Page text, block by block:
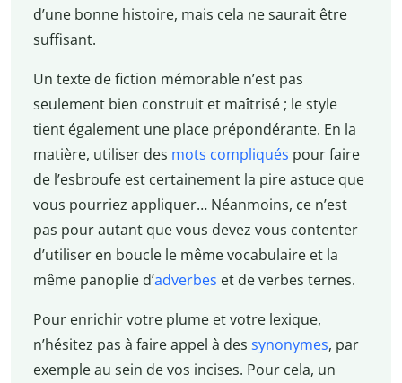
d’une bonne histoire, mais cela ne saurait être
suffisant.
Un texte de fiction mémorable n’est pas
seulement bien construit et maîtrisé ; le style
tient également une place prépondérante. En la
matière, utiliser des mots compliqués pour faire
de l’esbroufe est certainement la pire astuce que
vous pourriez appliquer… Néanmoins, ce n’est
pas pour autant que vous devez vous contenter
d’utiliser en boucle le même vocabulaire et la
même panoplie d’adverbes et de verbes ternes.
Pour enrichir votre plume et votre lexique,
n’hésitez pas à faire appel à des synonymes, par
exemple au sein de vos incises. Pour cela, un